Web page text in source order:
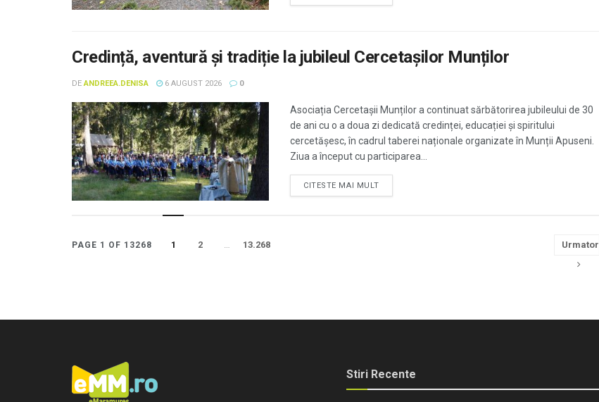
Credință, aventură și tradiție la jubileul Cercetașilor Munților
DE ANDREEA.DENISA 6 AUGUST 2026 0
Asociația Cercetașii Munților a continuat sărbătorirea jubileului de 30
de ani cu o a doua zi dedicată credinței, educației și spiritului
cercetășesc, în cadrul taberei naționale organizate în Munții Apuseni.
Ziua a început cu participarea...
CITESTE MAI MULT
PAGE 1 OF 13268 1 2 … 13.268 Urmator
Stiri Recente